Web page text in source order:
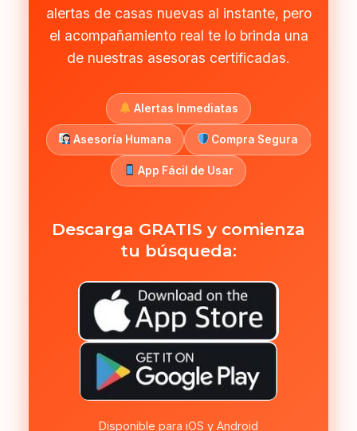
alertas de casas nuevas al instante, pero
el acompañamiento real te lo brinda una
de nuestras asesoras certificadas.
Alertas Inmediatas
Asesoría Humana Compra Segura
App Fácil de Usar
Descarga GRATIS y comienza
tu búsqueda:
Disponible para iOS y Android